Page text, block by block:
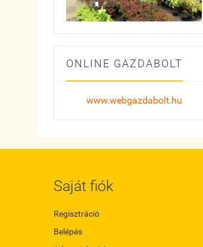
ONLINE GAZDABOLT
www.webgazdabolt.hu
Saját fiók
Regisztráció
Belépés